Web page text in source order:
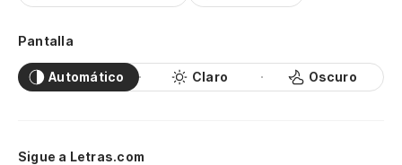
Pantalla
Automático Claro Oscuro
Sigue a Letras.com